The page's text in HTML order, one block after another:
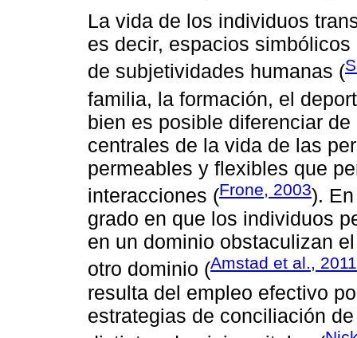
La vida de los individuos
es decir, espacios
de subjetividades humanas (
familia, la formación, el
bien es posible diferenciar
centrales de la vida de las
permeables y flexibles que
interacciones (Frone, 2003).
grado en que los individuos
en un dominio obstaculizan
otro dominio (Amstad et al., 2011
resulta del empleo efectivo
estrategias de conciliación